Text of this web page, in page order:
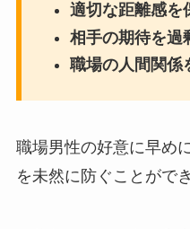
適切な距離感を
相手の期待を過
職場の人間関係
職場男性の好意に早め
を未然に防ぐことがで